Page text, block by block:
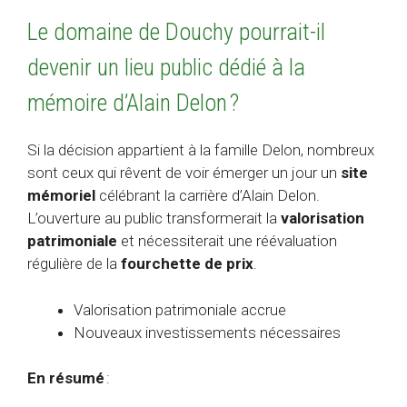
Le domaine de Douchy pourrait-il
devenir un lieu public dédié à la
mémoire d’Alain Delon ?
Si la décision appartient à la famille Delon, nombreux
sont ceux qui rêvent de voir émerger un jour un site
mémoriel célébrant la carrière d’Alain Delon.
L’ouverture au public transformerait la valorisation
patrimoniale et nécessiterait une réévaluation
régulière de la fourchette de prix.
Valorisation patrimoniale accrue
Nouveaux investissements nécessaires
En résumé :